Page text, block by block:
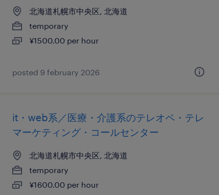
北海道札幌市中央区, 北海道
temporary
¥1500.00 per hour
posted 9 february 2026
it・web系／医療・介護系のテレオペ・テレ
マーケティング・コールセンター
北海道札幌市中央区, 北海道
temporary
¥1600.00 per hour